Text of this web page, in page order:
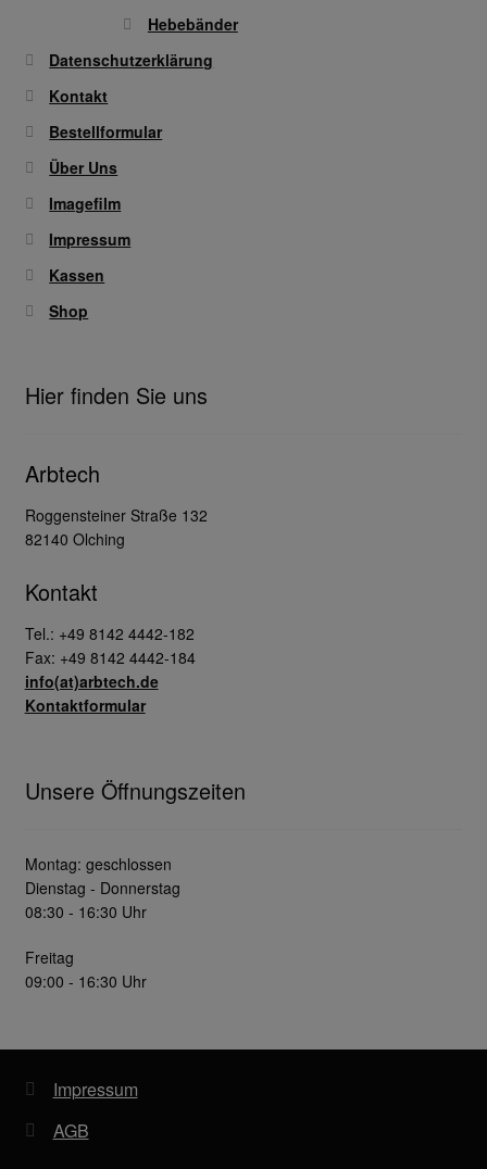
Hebebänder
Datenschutzerklärung
Kontakt
Bestellformular
Über Uns
Imagefilm
Impressum
Kassen
Shop
Hier finden Sie uns
Arbtech
Roggensteiner Straße 132
82140 Olching
Kontakt
Tel.: +49 8142 4442-182
Fax: +49 8142 4442-184
info(at)arbtech.de
Kontaktformular
Unsere Öffnungszeiten
Montag: geschlossen
Dienstag - Donnerstag
08:30 - 16:30 Uhr
Freitag
09:00 - 16:30 Uhr
Impressum
AGB